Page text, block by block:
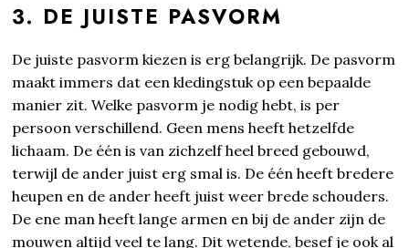
3. DE JUISTE PASVORM
De juiste pasvorm kiezen is erg belangrijk. De pasvorm
maakt immers dat een kledingstuk op een bepaalde
manier zit. Welke pasvorm je nodig hebt, is per
persoon verschillend. Geen mens heeft hetzelfde
lichaam. De één is van zichzelf heel breed gebouwd,
terwijl de ander juist erg smal is. De één heeft bredere
heupen en de ander heeft juist weer brede schouders.
De ene man heeft lange armen en bij de ander zijn de
mouwen altijd veel te lang. Dit wetende, besef je ook al